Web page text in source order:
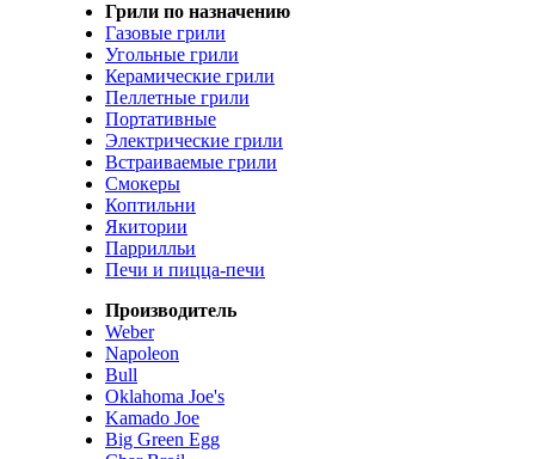
Грили по назначению
Газовые грили
Угольные грили
Керамические грили
Пеллетные грили
Портативные
Электрические грили
Встраиваемые грили
Смокеры
Коптильни
Якитории
Паррилльи
Печи и пицца-печи
Производитель
Weber
Napoleon
Bull
Oklahoma Joe's
Kamado Joe
Big Green Egg